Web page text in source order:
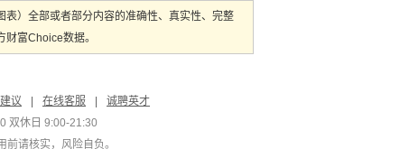
）全部或者部分内容的准确性、真实性、完整
富Choice数据。
议 在线客服
诚聘英才
双休日 9:00-21:30
请核实，风险自负。